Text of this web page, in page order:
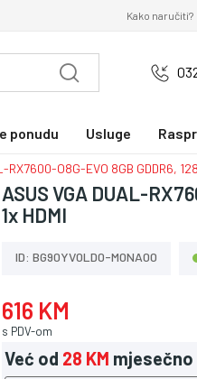
Kako naručiti?
ponudu Usluge
RX7600-O8G-EVO 8GB GDDR6,
ASUS VGA DUAL-
1x HDMI
ID: BG90YV0LD0-M0NA00
616 KM
s PDV-om
Već od 28 KM mjesečno